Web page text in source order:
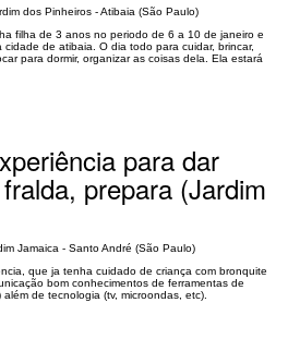
dos Pinheiros - Atibaia (São Paulo)
filha de 3 anos no periodo de 6 a 10 de janeiro e
de atibaia. O dia todo para cuidar, brincar,
para dormir, organizar as coisas dela. Ela estará
para dar
prepara (Jardim
Jamaica - Santo André (São Paulo)
que ja tenha cuidado de criança com bronquite
bom conhecimentos de ferramentas de
de tecnologia (tv, microondas, etc).